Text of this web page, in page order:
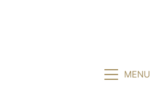
MENU